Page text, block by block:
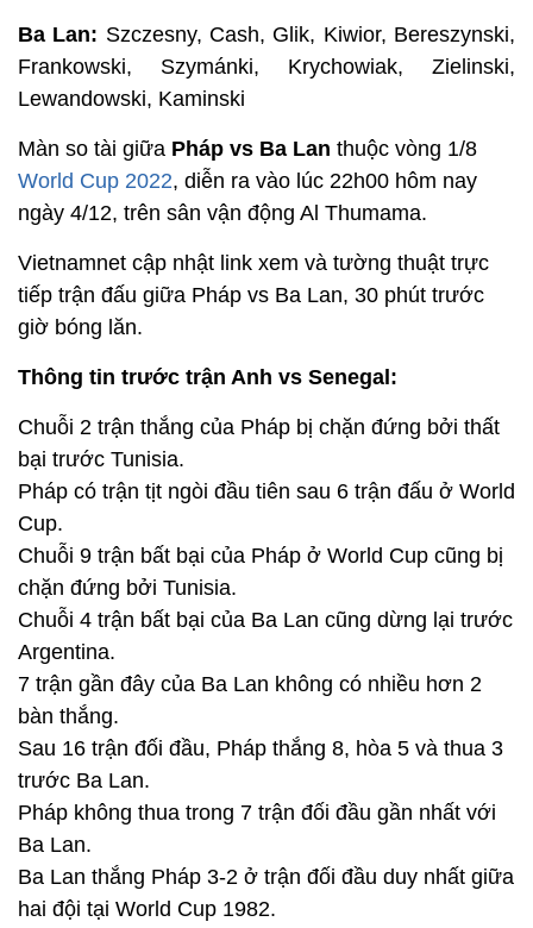
Ba Lan: Szczesny, Cash, Glik, Kiwior, Bereszynski,
Frankowski, Szymánki, Krychowiak, Zielinski,
Lewandowski, Kaminski
Màn so tài giữa Pháp vs Ba Lan thuộc vòng 1/8
World Cup 2022, diễn ra vào lúc 22h00 hôm nay
ngày 4/12, trên sân vận động Al Thumama.
Vietnamnet cập nhật link xem và tường thuật trực
tiếp trận đấu giữa Pháp vs Ba Lan, 30 phút trước
giờ bóng lăn.
Thông tin trước trận Anh vs Senegal:
Chuỗi 2 trận thắng của Pháp bị chặn đứng bởi thất
bại trước Tunisia.
Pháp có trận tịt ngòi đầu tiên sau 6 trận đấu ở World
Cup.
Chuỗi 9 trận bất bại của Pháp ở World Cup cũng bị
chặn đứng bởi Tunisia.
Chuỗi 4 trận bất bại của Ba Lan cũng dừng lại trước
Argentina.
7 trận gần đây của Ba Lan không có nhiều hơn 2
bàn thắng.
Sau 16 trận đối đầu, Pháp thắng 8, hòa 5 và thua 3
trước Ba Lan.
Pháp không thua trong 7 trận đối đầu gần nhất với
Ba Lan.
Ba Lan thắng Pháp 3-2 ở trận đối đầu duy nhất giữa
hai đội tại World Cup 1982.